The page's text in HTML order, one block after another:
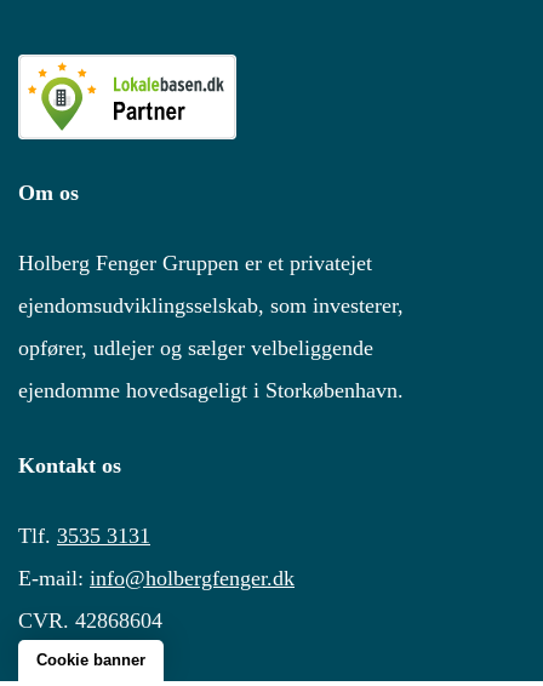
Om os
Holberg Fenger Gruppen er et privatejet
ejendomsudviklingsselskab, som investerer,
opfører, udlejer og sælger velbeliggende
ejendomme hovedsageligt i Storkøbenhavn.
Kontakt os
Tlf. 3535 3131
E-mail: info@holbergfenger.dk
CVR. 42868604
Cookie banner